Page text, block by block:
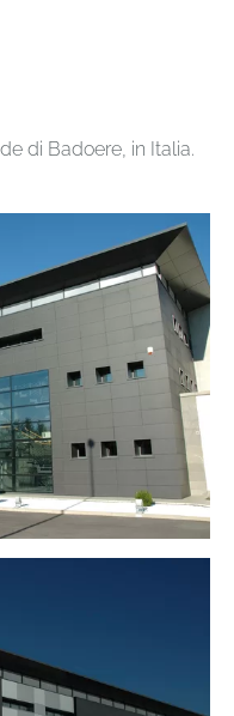
di Badoere, in Italia.